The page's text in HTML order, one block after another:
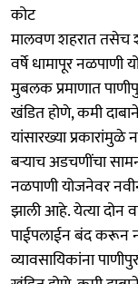
कोट
मालवण शहरात तसेच
वर्षे धामापूर
मुबलक प्रमाणात
खंडित होणे, कमी
यांसारख्या प्रकारांमुळे
बऱ्याच अडचणींचा
नळपाणी योजनेवर
झाली आहे. येत्या दोन
पाईपलाईन बंद करून
व्यावसायिकांना